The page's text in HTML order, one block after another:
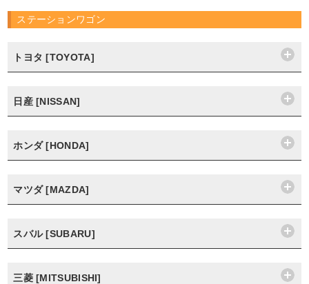
ステーションワゴン
トヨタ [TOYOTA]
日産 [NISSAN]
ホンダ [HONDA]
マツダ [MAZDA]
スバル [SUBARU]
三菱 [MITSUBISHI]